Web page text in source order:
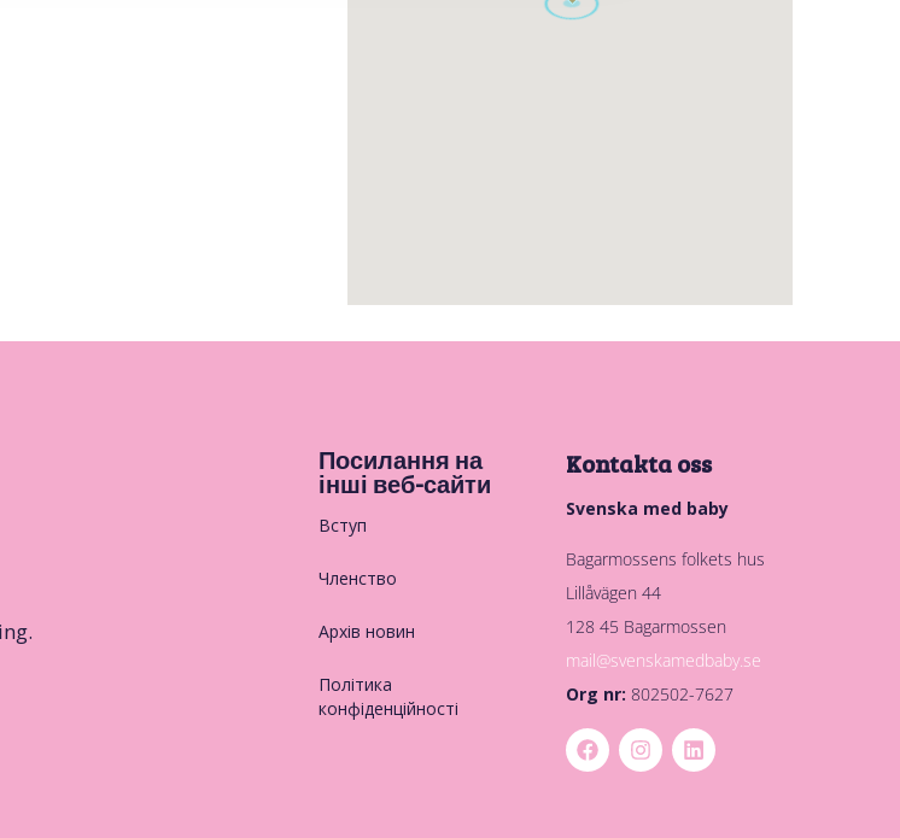
Посилання на
інші веб-сайти
Вступ
Членство
Архів новин
Політика
конфіденційності
Kontakta oss
Svenska med baby
Bagarmossens folkets hus
Lillåvägen 44
128 45 Bagarmossen
mail@svenskamedbaby.se
Org nr: 802502-7627